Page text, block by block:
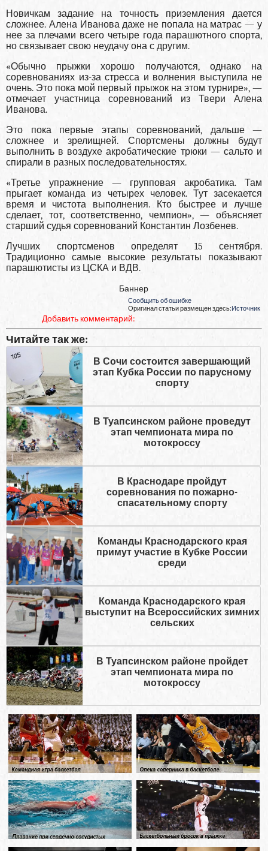
Новичкам задание на точность приземления дается
сложнее. Алена Иванова даже не попала на матрас — у
нее за плечами всего четыре года парашютного спорта,
но связывает свою неудачу она с другим.
«Обычно прыжки хорошо получаются, однако на
соревнованиях из-за стресса и волнения выступила не
очень. Это пока мой первый прыжок на этом турнире», —
отмечает участница соревнований из Твери Алена
Иванова.
Это пока первые этапы соревнований, дальше —
сложнее и зрелищней. Спортсмены должны будут
выполнить в воздухе акробатические трюки — сальто и
спирали в разных последовательностях.
«Третье упражнение — групповая акробатика. Там
прыгает команда из четырех человек. Тут засекается
время и чистота выполнения. Кто быстрее и лучше
сделает, тот, соответственно, чемпион», — объясняет
старший судья соревнований Константин Лозбенев.
Лучших спортсменов определят 15 сентября.
Традиционно самые высокие результаты показывают
парашютисты из ЦСКА и ВДВ.
Баннер
Сообщить об ошибке
Оригинал статьи размещен здесь:Источник
Добавить комментарий:
Читайте так же:
В Сочи состоится завершающий
этап Кубка России по парусному
спорту
В Туапсинском районе проведут
этап чемпионата мира по
мотокроссу
В Краснодаре пройдут
соревнования по пожарно-
спасательному спорту
Команды Краснодарского края
примут участие в Кубке России
среди
Команда Краснодарского края
выступит на Всероссийских зимних
сельских
В Туапсинском районе пройдет
этап чемпионата мира по
мотокроссу